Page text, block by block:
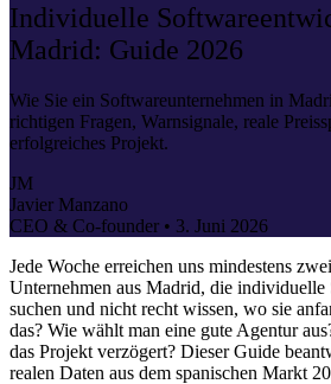
Individuelle
Madrid: Guide 2026
Wie Sie ein Softwareunternehmen in
richtigen Fragen, Warnsignale, reale
erfolgreiches Projekt.
JM
Javier Manzano
CEO & Co-founder • 3. Juni 2026
Jede Woche erreichen uns mindestens
Unternehmen aus Madrid, die
suchen und nicht recht wissen, wo sie
das? Wie wählt man eine gute Agentur
das Projekt verzögert? Dieser Guide
realen Daten aus dem spanischen Markt